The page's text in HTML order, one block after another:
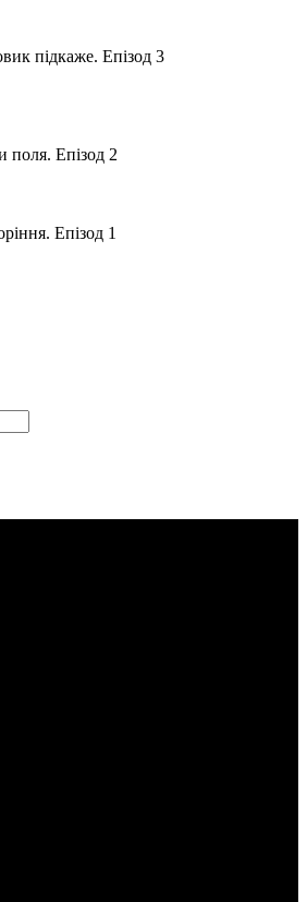
підкаже. Епізод 3
поля. Епізод 2
Епізод 1